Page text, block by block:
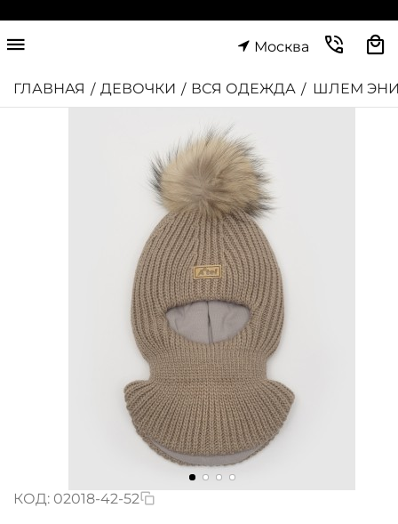
Москва
ГЛАВНАЯ / ДЕВОЧКИ / ВСЯ ОДЕЖДА / ШЛЕМ
КОД: 02018-42-52